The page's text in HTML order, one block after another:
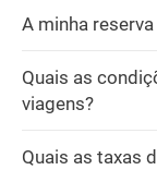
A minha
Quais as
viagens?
Quais as taxas